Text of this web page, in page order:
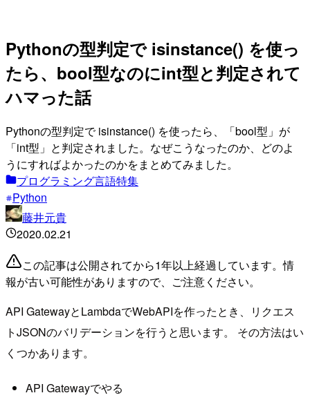
Pythonの型判定で isinstance() を使っ
たら、bool型なのにint型と判定されて
ハマった話
Pythonの型判定で isinstance() を使ったら、「bool型」が
「int型」と判定されました。なぜこうなったのか、どのよ
うにすればよかったのかをまとめてみました。
プログラミング言語特集
Python
藤井元貴
2020.02.21
この記事は公開されてから1年以上経過しています。情
報が古い可能性がありますので、ご注意ください。
API GatewayとLambdaでWebAPIを作ったとき、リクエス
トJSONのバリデーションを行うと思います。 その方法はい
くつかあります。
API Gatewayでやる